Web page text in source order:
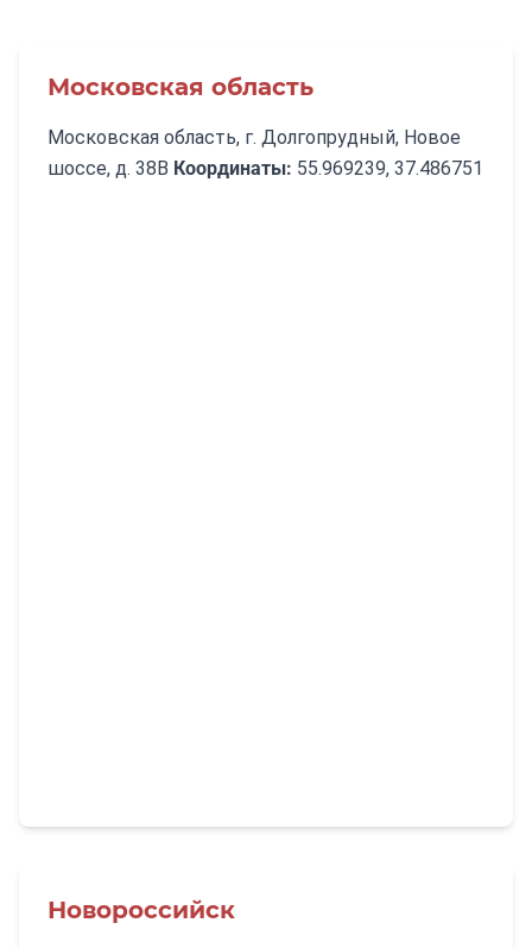
Московская область
Московская область, г. Долгопрудный, Новое
шоссе, д. 38В Координаты: 55.969239, 37.486751
Новороссийск